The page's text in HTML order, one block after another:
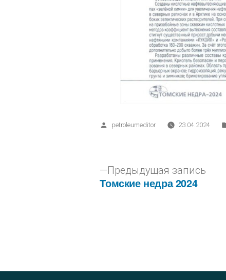
petroleumeditor 23.04.2024
Предыдущая запись
Томские недра 2024